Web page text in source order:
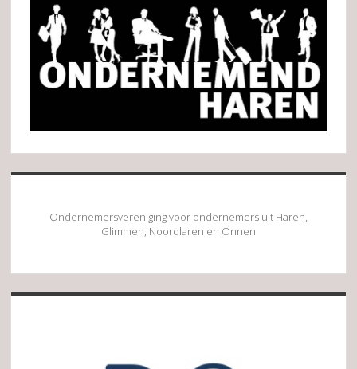
Ondernemersvereniging voor ondernemers uit Haren,
Glimmen, Noordlaren en Onnen